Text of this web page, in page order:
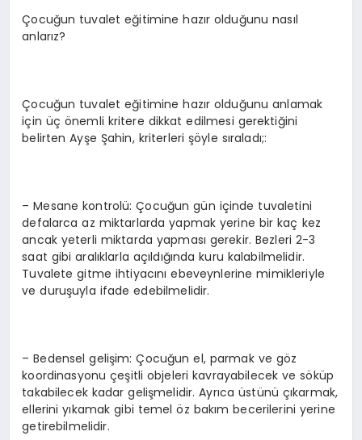
Çocuğun tuvalet eğitimine hazır olduğunu nasıl
anlarız?
Çocuğun tuvalet eğitimine hazır olduğunu anlamak
için üç önemli kritere dikkat edilmesi gerektiğini
belirten Ayşe Şahin, kriterleri şöyle sıraladı;:
– Mesane kontrolü: Çocuğun gün içinde tuvaletini
defalarca az miktarlarda yapmak yerine bir kaç kez
ancak yeterli miktarda yapması gerekir. Bezleri 2-3
saat gibi aralıklarla açıldığında kuru kalabilmelidir.
Tuvalete gitme ihtiyacını ebeveynlerine mimikleriyle
ve duruşuyla ifade edebilmelidir.
– Bedensel gelişim: Çocuğun el, parmak ve göz
koordinasyonu çeşitli objeleri kavrayabilecek ve söküp
takabilecek kadar gelişmelidir. Ayrıca üstünü çıkarmak,
ellerini yıkamak gibi temel öz bakım becerilerini yerine
getirebilmelidir.